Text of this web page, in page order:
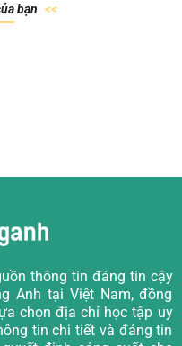
bạn
thông tin đáng tin cậy
Anh tại Việt Nam, đồng
chọn địa chỉ học tập uy
tin chi tiết và đáng tin